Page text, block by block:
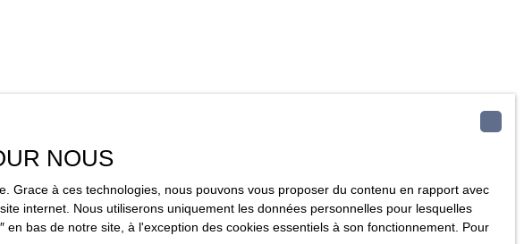
NOUS
Grace à ces technologies, nous pouvons vous proposer du contenu en rapport avec
internet. Nous utiliserons uniquement les données personnelles pour lesquelles
bas de notre site, à l'exception des cookies essentiels à son fonctionnement. Pour